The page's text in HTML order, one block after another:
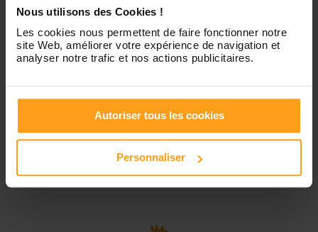
Nous utilisons des Cookies !
Les cookies nous permettent de faire fonctionner notre
site Web, améliorer votre expérience de navigation et
analyser notre trafic et nos actions publicitaires.
Autoriser tous les cookies
Personnaliser
Dimanche Disponible de 00:00 à 00:00
Services proposés
Garde d’enfants